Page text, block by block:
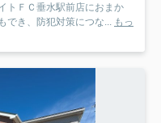
トＦＣ垂水駅前店におまか
でき、防犯対策につな...
もっ